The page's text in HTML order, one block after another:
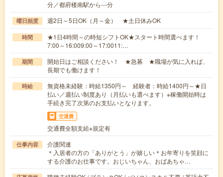
分／都府楼南駅から---分
曜日頻度 週2日～5日OK（月～金） ★土日休みOK
時間
★1日4時間～の時短シフトOK★スタート時間選べます！
7:00～16:009:00～17:0011:…
期間
開始日はご相談ください！ ★急募 ★職場が気に入れば、
長期でも働けます！
時給
無資格未経験：時給1350円～ 経験者：時給1400円～★日
払い／週払い制度あり（月払いも選べます）※稼働開始時は
手続き完了次第のお支払いとなります。
交通費
交通費全額支給※規定有
仕事内容
介護関連
＊入居者の方の「ありがとう」が嬉しい＊お年寄りを笑顔に
する介護のお仕事です。おじいちゃん、おばあちゃ…